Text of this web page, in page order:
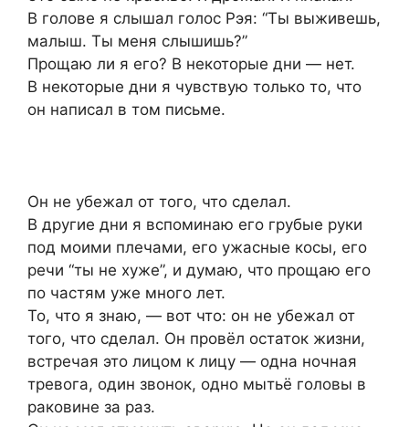
В голове я слышал голос Рэя: “Ты выживешь,
малыш. Ты меня слышишь?”
Прощаю ли я его? В некоторые дни — нет.
В некоторые дни я чувствую только то, что
он написал в том письме.
Он не убежал от того, что сделал.
В другие дни я вспоминаю его грубые руки
под моими плечами, его ужасные косы, его
речи “ты не хуже”, и думаю, что прощаю его
по частям уже много лет.
То, что я знаю, — вот что: он не убежал от
того, что сделал. Он провёл остаток жизни,
встречая это лицом к лицу — одна ночная
тревога, один звонок, одно мытьё головы в
раковине за раз.